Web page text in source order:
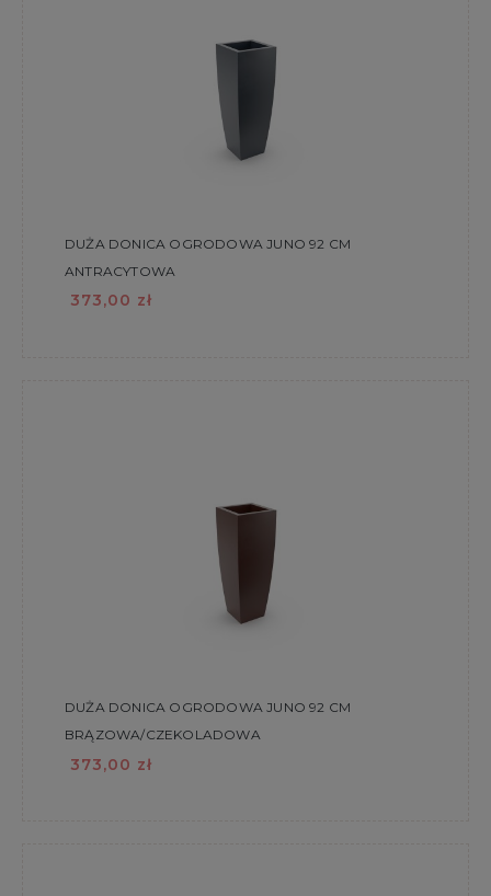
DUŻA DONICA OGRODOWA JUNO 92 CM
ANTRACYTOWA
373,00 zł
DUŻA DONICA OGRODOWA JUNO 92 CM
BRĄZOWA/CZEKOLADOWA
373,00 zł